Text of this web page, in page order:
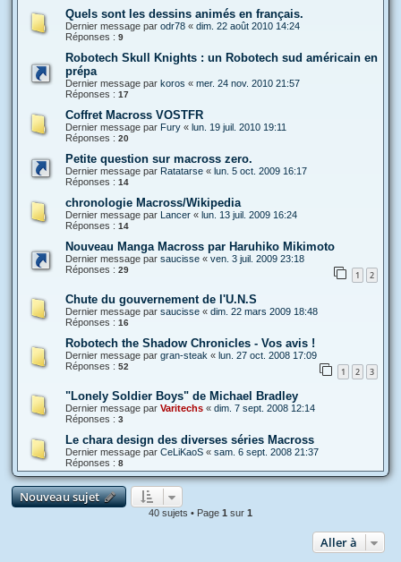
Quels sont les dessins animés en français.
Dernier message par odr78 « dim. 22 août 2010 14:24
Réponses : 9
Robotech Skull Knights : un Robotech sud américain en
prépa
Dernier message par koros « mer. 24 nov. 2010 21:57
Réponses : 17
Coffret Macross VOSTFR
Dernier message par Fury « lun. 19 juil. 2010 19:11
Réponses : 20
Petite question sur macross zero.
Dernier message par Ratatarse « lun. 5 oct. 2009 16:17
Réponses : 14
chronologie Macross/Wikipedia
Dernier message par Lancer « lun. 13 juil. 2009 16:24
Réponses : 14
Nouveau Manga Macross par Haruhiko Mikimoto
Dernier message par saucisse « ven. 3 juil. 2009 23:18
Réponses : 29 1 2
Chute du gouvernement de l'U.N.S
Dernier message par saucisse « dim. 22 mars 2009 18:48
Réponses : 16
Robotech the Shadow Chronicles - Vos avis !
Dernier message par gran-steak « lun. 27 oct. 2008 17:09
Réponses : 52 1 2 3
"Lonely Soldier Boys" de Michael Bradley
Dernier message par Varitechs « dim. 7 sept. 2008 12:14
Réponses : 3
Le chara design des diverses séries Macross
Dernier message par CeLiKaoS « sam. 6 sept. 2008 21:37
Réponses : 8
Nouveau sujet
40 sujets • Page 1 sur 1
Aller à